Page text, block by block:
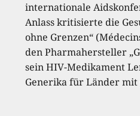
internationale
Anlass kritisierte die
ohne Grenzen“
den Pharmahersteller
sein HIV-Medikament
Generika für Länder